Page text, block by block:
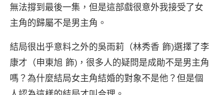
無法撐到最後一集，但是這部戲很意外我接受了女
主角的歸屬不是男主角。
結局很出乎意料之外的吳雨莉（林秀香 飾)選擇了李
康才（申東旭 飾)，很多人的疑問是成勛不是男主角
嗎？為什麼結局女主角結婚的對象不是他？但是個